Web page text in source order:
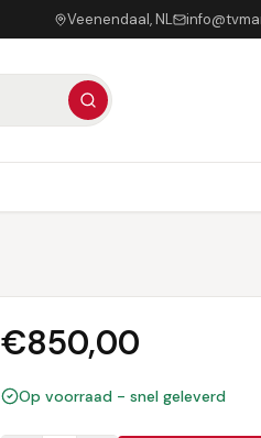
Veenendaal, NL
€850,00
Op voorraad - snel geleverd